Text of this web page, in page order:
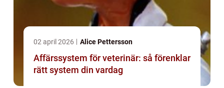
02 april 2026 Alice Pettersson
Affärssystem för veterinär: så förenklar
rätt system din vardag